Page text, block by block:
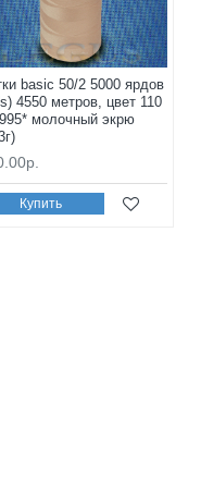
basic 50/2 5000 ярдов
4550 метров, цвет 110
молочный экрю
Купить